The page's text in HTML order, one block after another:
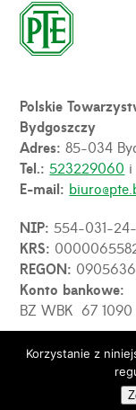
Korzystanie z
Polskie
Bydgoszczy
Adres:85-034
Tel.:523229060
E-mail:
NIP:554-031-
KRS:
REGON:
Konto bankowe:
BZ WBK 67
© 2026 PTE